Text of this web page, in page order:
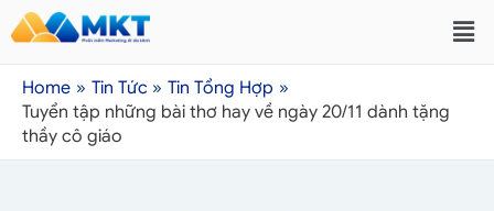
Home Tin Tức
Tin Tổng Hợp
Tuyển tập những bài thơ hay về ngày 20/11 dành tặng
thầy cô giáo